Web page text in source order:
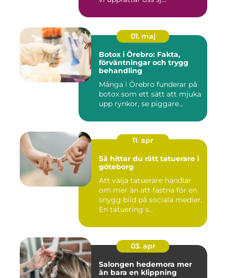
01. maj
Botox i Örebro: Fakta,
förväntningar och trygg
behandling
Många i Örebro funderar på
botox som ett sätt att mjuka
upp rynkor, se piggare...
11. apr
Så hittar du rätt tatuerare i
göteborg
Att välja tatuerare handlar
om mer än att fastna för en
snygg bild på sociala medier.
En tatuering s...
03. apr
Salongen hedemora mer
än bara en klippning